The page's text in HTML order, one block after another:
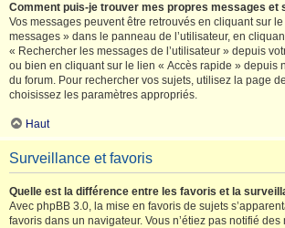
Comment puis-je trouver mes propres messages et
Vos messages peuvent être retrouvés en cliquant sur
messages » dans le panneau de l’utilisateur, en
« Rechercher les messages de l’utilisateur » depuis
ou bien en cliquant sur le lien « Accès rapide » depuis
du forum. Pour rechercher vos sujets, utilisez la page
choisissez les paramètres appropriés.
Haut
Surveillance et favoris
Quelle est la différence entre les favoris et la
Avec phpBB 3.0, la mise en favoris de sujets
favoris dans un navigateur. Vous n’étiez pas notifié